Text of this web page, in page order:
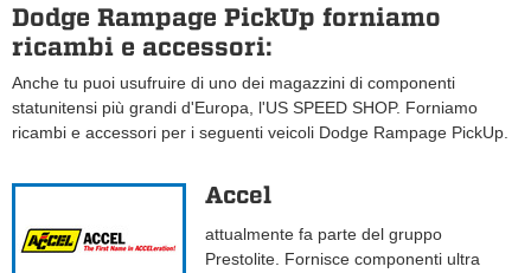
Dodge Rampage PickUp forniamo
ricambi e accessori:
Anche tu puoi usufruire di uno dei magazzini di componenti
statunitensi più grandi d'Europa, l'US SPEED SHOP. Forniamo
ricambi e accessori per i seguenti veicoli Dodge Rampage PickUp.
Accel
attualmente fa parte del gruppo
Prestolite. Fornisce componenti ultra